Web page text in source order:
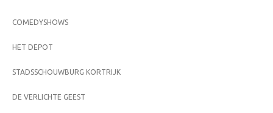
COMEDYSHOWS
HET DEPOT
STADSSCHOUWBURG KORTRIJK
DE VERLICHTE GEEST